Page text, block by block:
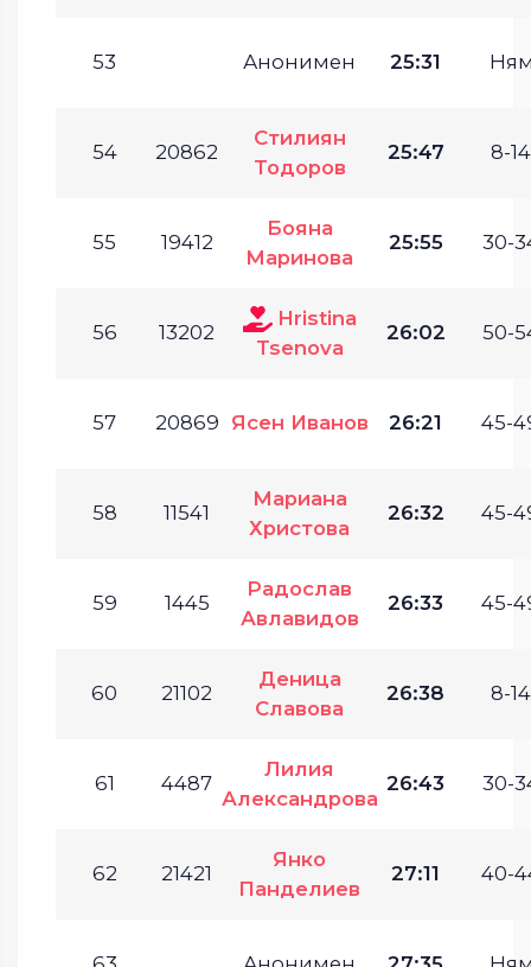
53 Анонимен 25:31
54 20862
Стилиян
Тодоров
25:47 8-
55 19412
Бояна
Маринова
25:55 30-
56 13202
Hristina
Tsenova
26:02 50-
57 20869 Ясен Иванов 26:21 45-
58 11541
Мариана
Христова
26:32 45-
59 1445
Радослав
Авлавидов
26:33 45-
60 21102
Деница
Славова
26:38 8-
61 4487
Лилия
Александрова
26:43 30-
62 21421
Янко
Панделиев
27:11 40-